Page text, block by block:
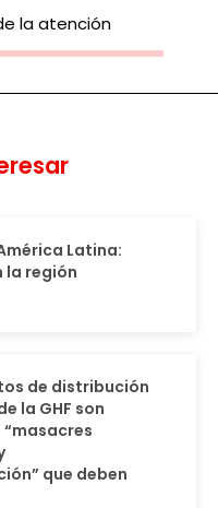
la atención
Latina:
la región
de distribución
la GHF son
que deben